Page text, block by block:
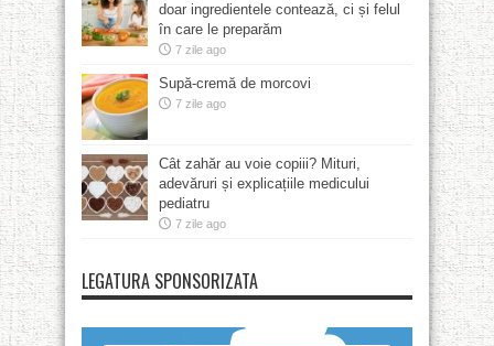
doar ingredientele contează, ci și felul
în care le preparăm
7 zile ago
Supă-cremă de morcovi
7 zile ago
Cât zahăr au voie copiii? Mituri,
adevăruri și explicațiile medicului
pediatru
7 zile ago
LEGATURA SPONSORIZATA